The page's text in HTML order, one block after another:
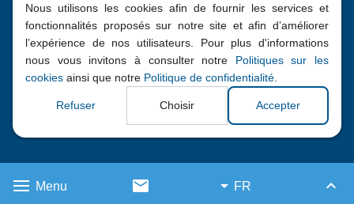
Nous utilisons les cookies afin de fournir les services et
fonctionnalités proposés sur notre site et afin d’améliorer
l’expérience de nos utilisateurs. Pour plus d'informations
nous vous invitons à consulter notre Politiques sur les
cookies ainsi que notre Politique de confidentialité
Refuser Choisir Accepter
info@bepa.be
2016 - 2026| Bepa, Tous droits réservés
Site web réalisé parWeb Solution Way
Menu FR Haut